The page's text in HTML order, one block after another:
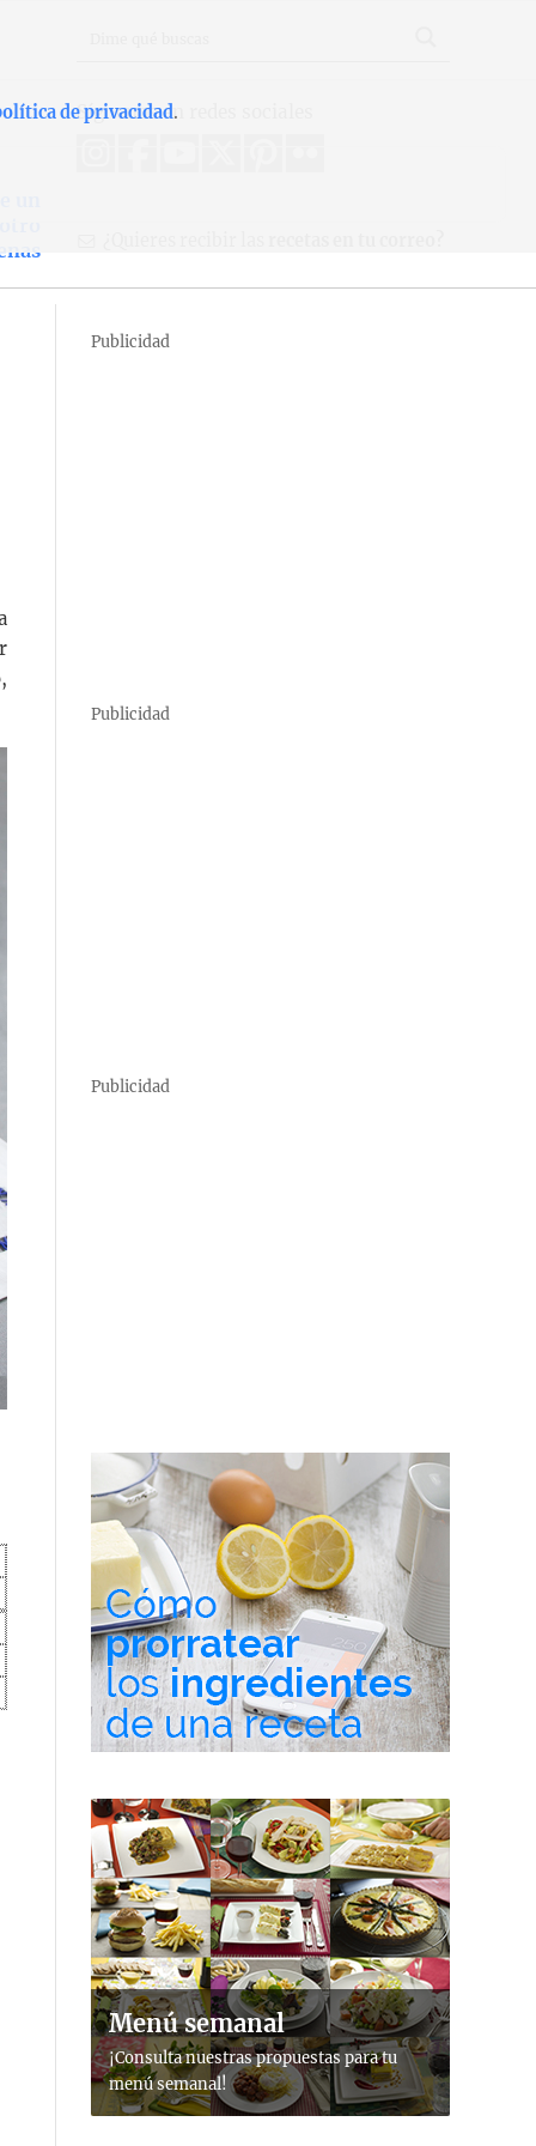
Síguenos en redes sociales
Publicidad
Publicidad
Publicidad
Menú semanal
¡Consulta nuestras propuestas para tu
menú semanal!
de privacidad.